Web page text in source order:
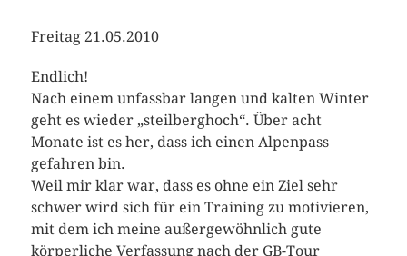
Freitag 21.05.2010
Endlich!
Nach einem unfassbar langen und kalten Winter
geht es wieder „steilberghoch“. Über acht
Monate ist es her, dass ich einen Alpenpass
gefahren bin.
Weil mir klar war, dass es ohne ein Ziel sehr
schwer wird sich für ein Training zu motivieren,
mit dem ich meine außergewöhnlich gute
körperliche Verfassung nach der GB-Tour